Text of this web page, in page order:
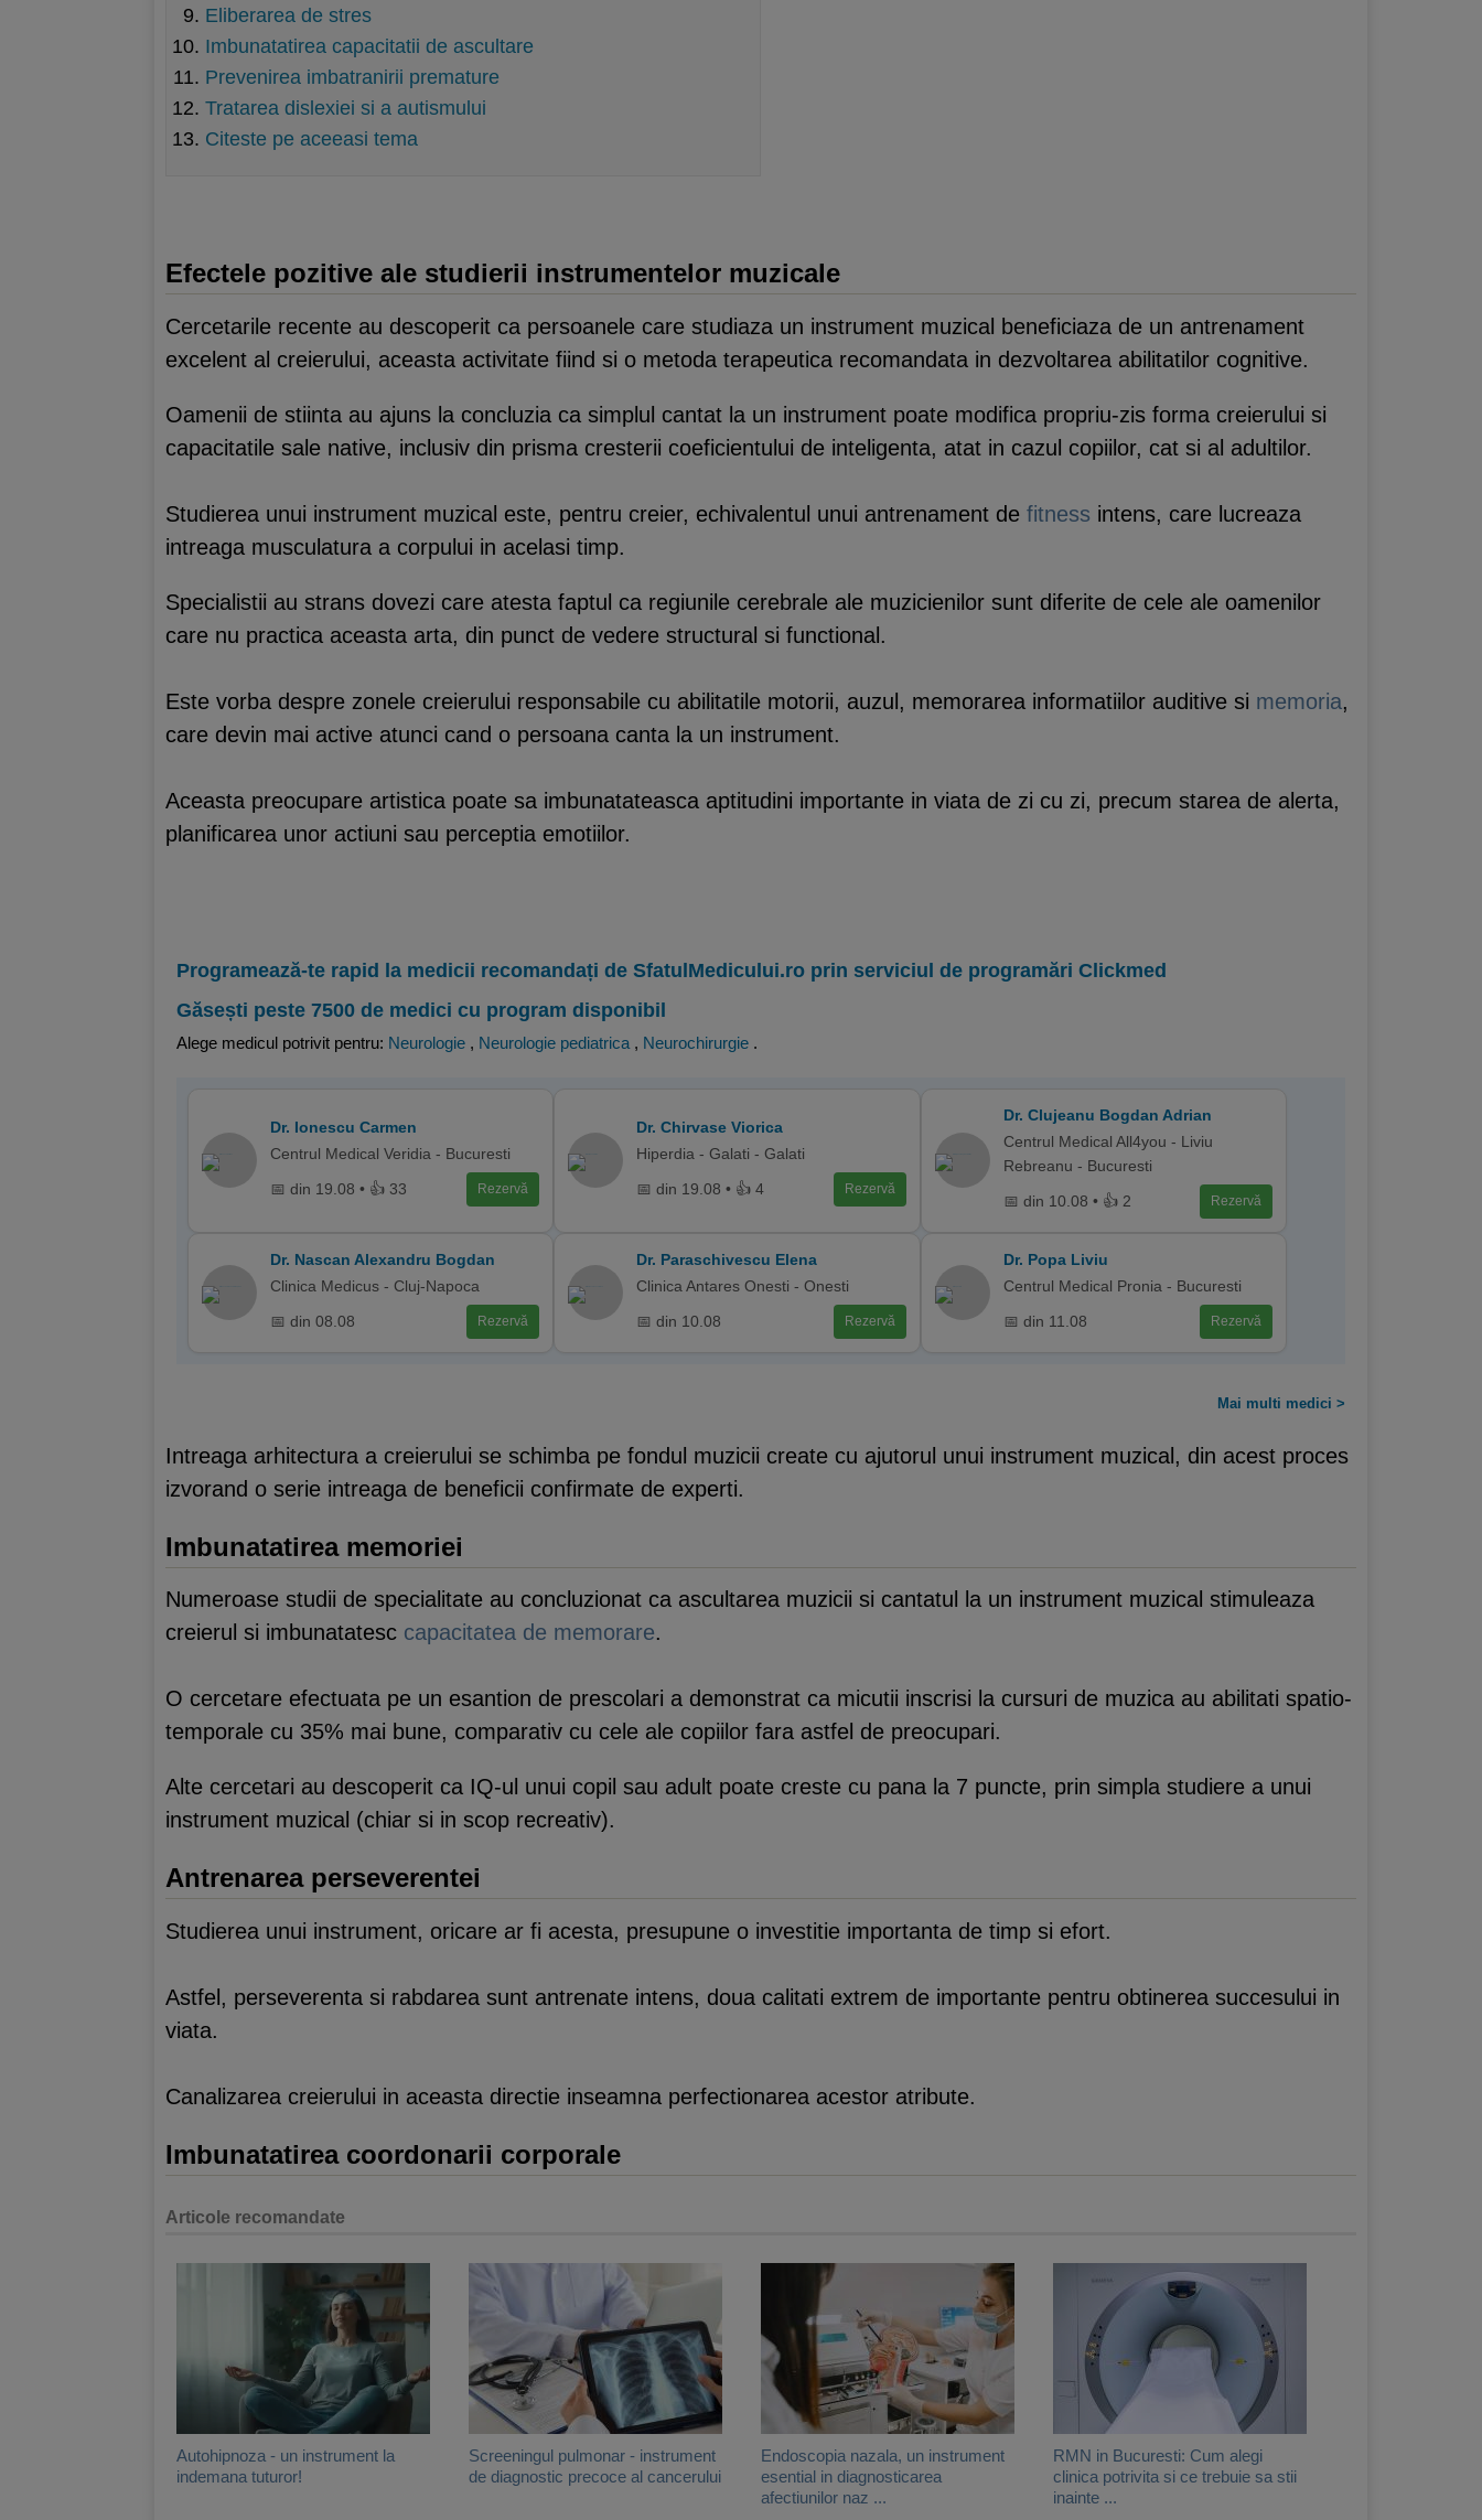
Eliberarea de stres
Imbunatatirea capacitatii de ascultare
Prevenirea imbatranirii premature
Tratarea dislexiei si a autismului
Citeste pe aceeasi tema
Efectele pozitive ale studierii instrumentelor muzicale
Cercetarile recente au descoperit ca persoanele care studiaza un instrument muzical beneficiaza de un antrenament
excelent al creierului, aceasta activitate fiind si o metoda terapeutica recomandata in dezvoltarea abilitatilor cognitive.
Oamenii de stiinta au ajuns la concluzia ca simplul cantat la un instrument poate modifica propriu-zis forma creierului si
capacitatile sale native, inclusiv din prisma cresterii coeficientului de inteligenta, atat in cazul copiilor, cat si al adultilor.
Studierea unui instrument muzical este, pentru creier, echivalentul unui antrenament de fitness intens, care lucreaza
intreaga musculatura a corpului in acelasi timp.
Specialistii au strans dovezi care atesta faptul ca regiunile cerebrale ale muzicienilor sunt diferite de cele ale oamenilor
care nu practica aceasta arta, din punct de vedere structural si functional.
Este vorba despre zonele creierului responsabile cu abilitatile motorii, auzul, memorarea informatiilor auditive si memoria,
care devin mai active atunci cand o persoana canta la un instrument.
Aceasta preocupare artistica poate sa imbunatateasca aptitudini importante in viata de zi cu zi, precum starea de alerta,
planificarea unor actiuni sau perceptia emotiilor.
Programează-te rapid la medicii recomandați de SfatulMedicului.ro prin serviciul de programări Clickmed
Găsești peste 7500 de medici cu program disponibil
Alege medicul potrivit pentru: Neurologie , Neurologie pediatrica , Neurochirurgie .
Dr. Ionescu Carmen
Centrul Medical Veridia - Bucuresti
📅 din 19.08 • 👍 33 Rezervă
Dr. Chirvase Viorica
Hiperdia - Galati - Galati
📅 din 19.08 • 👍 4 Rezervă
Dr. Clujeanu Bogdan Adrian
Centrul Medical All4you - Liviu
Rebreanu - Bucuresti
📅 din 10.08 • 👍 2 Rezervă
Dr. Nascan Alexandru Bogdan
Clinica Medicus - Cluj-Napoca
📅 din 08.08 Rezervă
Dr. Paraschivescu Elena
Clinica Antares Onesti - Onesti
📅 din 10.08 Rezervă
Dr. Popa Liviu
Centrul Medical Pronia - Bucuresti
📅 din 11.08 Rezervă
Mai multi medici >
Intreaga arhitectura a creierului se schimba pe fondul muzicii create cu ajutorul unui instrument muzical, din acest proces
izvorand o serie intreaga de beneficii confirmate de experti.
Imbunatatirea memoriei
Numeroase studii de specialitate au concluzionat ca ascultarea muzicii si cantatul la un instrument muzical stimuleaza
creierul si imbunatatesc capacitatea de memorare.
O cercetare efectuata pe un esantion de prescolari a demonstrat ca micutii inscrisi la cursuri de muzica au abilitati spatio-
temporale cu 35% mai bune, comparativ cu cele ale copiilor fara astfel de preocupari.
Alte cercetari au descoperit ca IQ-ul unui copil sau adult poate creste cu pana la 7 puncte, prin simpla studiere a unui
instrument muzical (chiar si in scop recreativ).
Antrenarea perseverentei
Studierea unui instrument, oricare ar fi acesta, presupune o investitie importanta de timp si efort.
Astfel, perseverenta si rabdarea sunt antrenate intens, doua calitati extrem de importante pentru obtinerea succesului in
viata.
Canalizarea creierului in aceasta directie inseamna perfectionarea acestor atribute.
Imbunatatirea coordonarii corporale
Articole recomandate
Autohipnoza - un instrument la
indemana tuturor!
Screeningul pulmonar - instrument
de diagnostic precoce al cancerului
Endoscopia nazala, un instrument
esential in diagnosticarea
afectiunilor naz ...
RMN in Bucuresti: Cum alegi
clinica potrivita si ce trebuie sa stii
inainte ...